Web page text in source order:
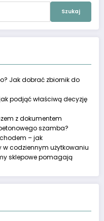
Jak dobrać zbiornik do
podjąć właściwą decyzję
z dokumentem
szamba?
– jak
codziennym użytkowaniu
sklepowe pomagają